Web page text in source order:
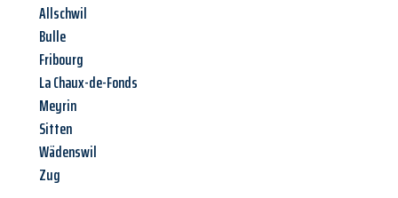
Allschwil
Bulle
Fribourg
La Chaux-de-Fonds
Meyrin
Sitten
Wädenswil
Zug